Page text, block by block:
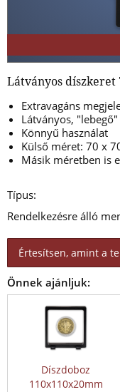
Látványos díszkeret
Extravagáns
Látványos,
Könnyű használat
Külső méret: 70 x
Másik méretben is
Típus:
Rendelkezésre álló
Értesítsen, amint a
Önnek ajánljuk:
Díszdoboz
110x110x20mm